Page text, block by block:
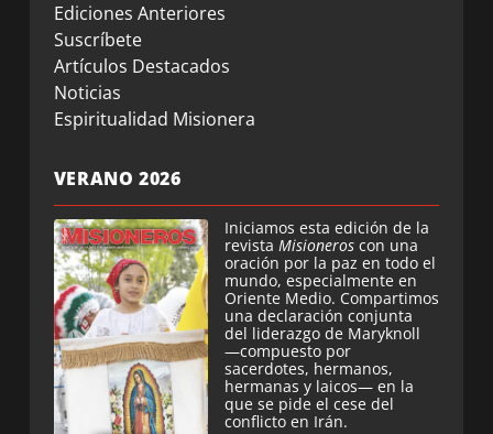
Ediciones Anteriores
Suscríbete
Artículos Destacados
Noticias
Espiritualidad Misionera
VERANO 2026
Iniciamos esta edición de la
revista Misioneros con una
oración por la paz en todo el
mundo, especialmente en
Oriente Medio. Compartimos
una declaración conjunta
del liderazgo de Maryknoll
—compuesto por
sacerdotes, hermanos,
hermanas y laicos— en la
que se pide el cese del
conflicto en Irán.